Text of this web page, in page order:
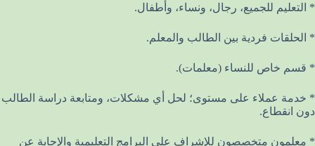
* التعليم للجميع، رجال، ونساء، وأطفال.
* الحلقات فردية بين الطالب والمعلم.
* قسم خاص للنساء (معلمات).
* خدمة عملاء على مستوى؛ لحل أي مشكلات، ومتابعة دراسة الطالب
دون انقطاع.
* معلمون متخصصون للإشراف على البرامج التعليمية والإجابة عن